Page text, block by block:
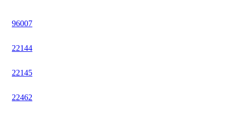
96007
22144
22145
22462